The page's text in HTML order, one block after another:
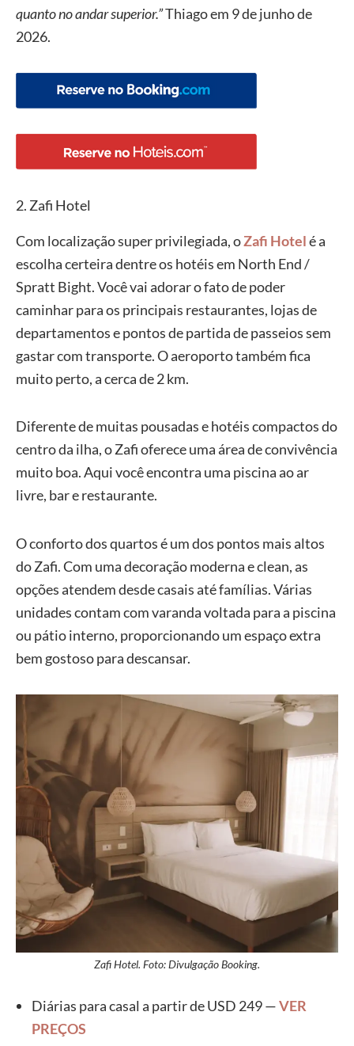
quanto no andar superior.”Thiago em 9 de junho de
2026.
2. Zafi Hotel
Com localização super privilegiada, oZafi Hotelé a
escolha certeira dentre os hotéis em North End /
Spratt Bight. Você vai adorar o fato de poder
caminhar para os principais restaurantes, lojas de
departamentos e pontos de partida de passeios sem
gastar com transporte. O aeroporto também fica
muito perto, a cerca de 2 km.
Diferente de muitas pousadas e hotéis compactos do
centro da ilha, o Zafi oferece uma área de convivência
muito boa. Aqui você encontra uma piscina ao ar
livre, bar e restaurante.
O conforto dos quartos é um dos pontos mais altos
do Zafi. Com uma decoração moderna e clean, as
opções atendem desde casais até famílias. Várias
unidades contam com varanda voltada para a piscina
ou pátio interno, proporcionando um espaço extra
bem gostoso para descansar.
Zafi Hotel. Foto: Divulgação Booking.
Diárias para casal a partir de USD 249 —VER
PREÇOS